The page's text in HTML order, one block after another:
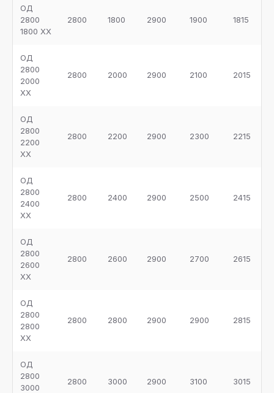
ОД
2800
1800 ХХ
2800 1800 2900 1900 1815
ОД
2800
2000
ХХ
2800 2000 2900 2100 2015
ОД
2800
2200
ХХ
2800 2200 2900 2300 2215
ОД
2800
2400
ХХ
2800 2400 2900 2500 2415
ОД
2800
2600
ХХ
2800 2600 2900 2700 2615
ОД
2800
2800
ХХ
2800 2800 2900 2900 2815
ОД
2800
3000
2800 3000 2900 3100 3015